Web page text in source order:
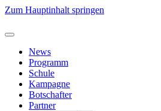
Zum Hauptinhalt springen
News
Programm
Schule
Kampagne
Botschafter
Partner